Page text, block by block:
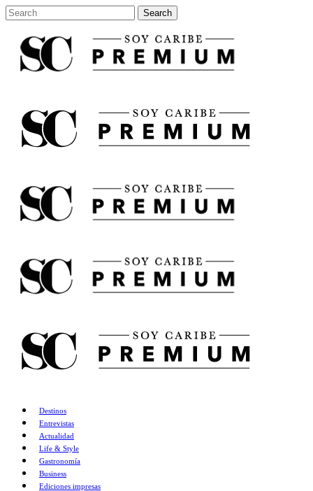
Destinos
Entrevistas
Actualidad
Life & Style
Gastronomía
Business
Ediciones impresas